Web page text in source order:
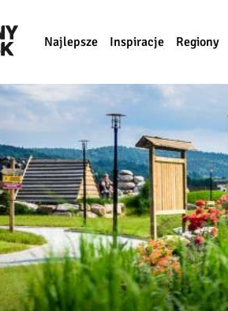
Najlepsze Inspiracje Regiony